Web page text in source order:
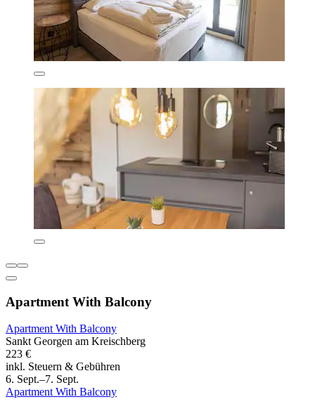
Apartment With Balcony
Apartment With Balcony
Sankt Georgen am Kreischberg
223 €
inkl. Steuern & Gebühren
6. Sept.–7. Sept.
Apartment With Balcony